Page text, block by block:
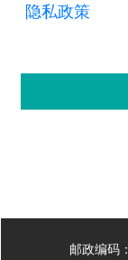
隐私政策
邮政编码